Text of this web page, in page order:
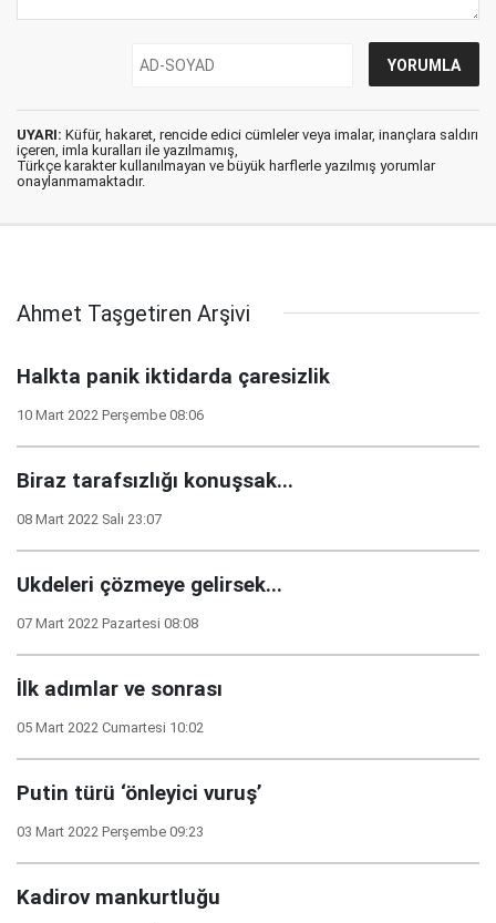
UYARI: Küfür, hakaret, rencide edici cümleler veya imalar, inançlara saldırı
içeren, imla kuralları ile yazılmamış,
Türkçe karakter kullanılmayan ve büyük harflerle yazılmış yorumlar
onaylanmamaktadır.
Ahmet Taşgetiren Arşivi
Halkta panik iktidarda çaresizlik
10 Mart 2022 Perşembe 08:06
Biraz tarafsızlığı konuşsak...
08 Mart 2022 Salı 23:07
Ukdeleri çözmeye gelirsek...
07 Mart 2022 Pazartesi 08:08
İlk adımlar ve sonrası
05 Mart 2022 Cumartesi 10:02
Putin türü ‘önleyici vuruş’
03 Mart 2022 Perşembe 09:23
Kadirov mankurtluğu